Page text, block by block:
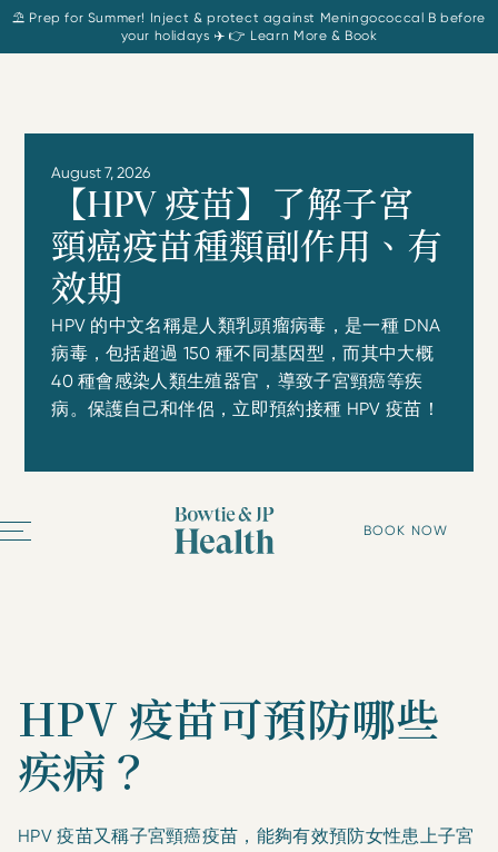
⛱️ Prep for Summer! Inject & protect against Meningococcal B before
your holidays ✈️ 👉 Learn More & Book
August 7, 2026
【HPV 疫苗】了解子宮
頸癌疫苗種類副作用、有
效期
HPV 的中文名稱是人類乳頭瘤病毒，是一種 DNA
病毒，包括超過 150 種不同基因型，而其中大概
40 種會感染人類生殖器官，導致子宮頸癌等疾
病。保護自己和伴侶，立即預約接種 HPV 疫苗！
BOOK NOW
HPV 疫苗可預防哪些
疾病？
HPV 疫苗又稱子宮頸癌疫苗，能夠有效預防女性患上子宮